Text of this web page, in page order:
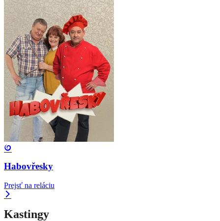
Habovřesky
Prejsť na reláciu
Kastingy